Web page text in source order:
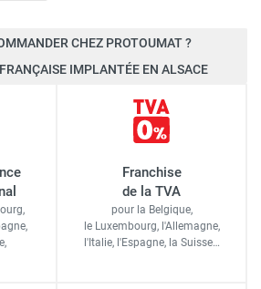
CHEZ PROTOUMAT ?
IMPLANTÉE EN ALSACE
Franchise
de la TVA
pour la Belgique,
le Luxembourg, l'Allemagne,
l'Italie, l'Espagne, la Suisse…